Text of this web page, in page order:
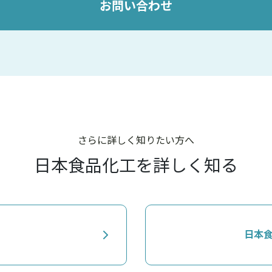
お問い合わせ
さらに詳しく知りたい方へ
日本食品化工を詳しく知る
日本